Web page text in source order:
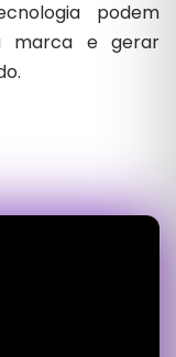
podem
marca e gerar